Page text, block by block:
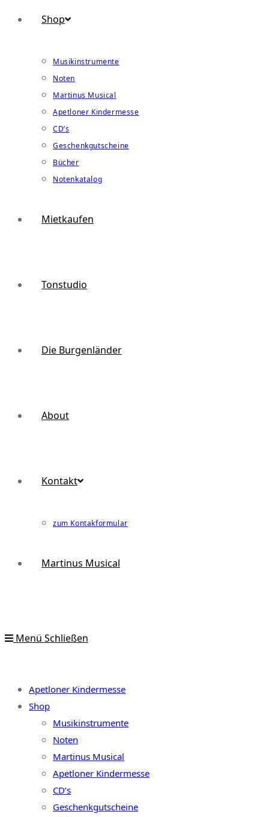
Shop
Musikinstrumente
Noten
Martinus Musical
Apetloner Kindermesse
CD’s
Geschenkgutscheine
Bücher
Notenkatalog
Mietkaufen
Tonstudio
Die Burgenländer
About
Kontakt
zum Kontakformular
Martinus Musical
Menü Schließen
Apetloner Kindermesse
Shop
Musikinstrumente
Noten
Martinus Musical
Apetloner Kindermesse
CD’s
Geschenkgutscheine